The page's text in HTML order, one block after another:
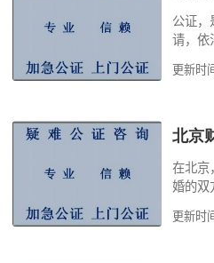
公证，
请，依
高公证
很多
家，办
道北京
要多少
更新时
北京
在北京
婚的双
式，可
但是
更新时